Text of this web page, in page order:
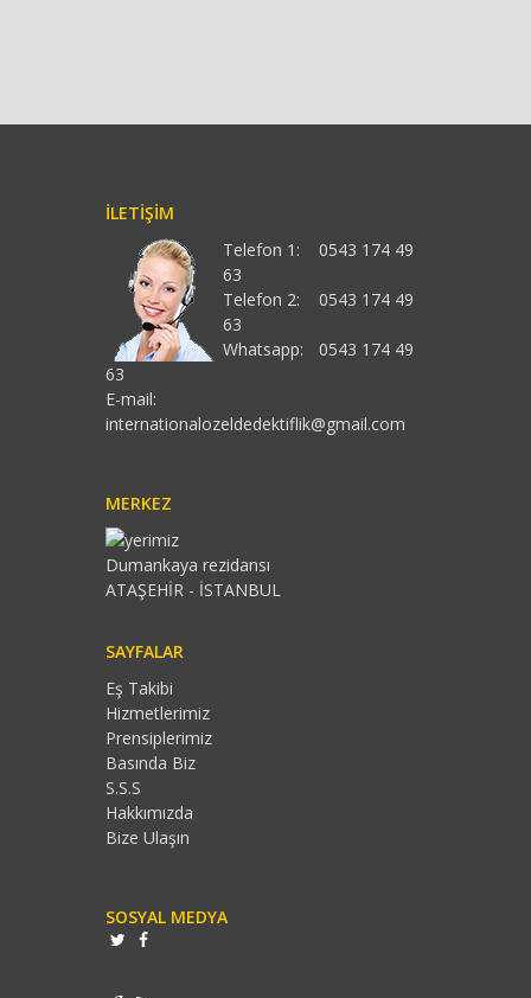
İLETIŞIM
Telefon 1:
0543 174 49
63
Telefon 2:
0543 174 49
63
Whatsapp:
0543 174 49
63
E-mail:
internationalozeldedektiflik@gmail.com
MERKEZ
Dumankaya rezidansı
ATAŞEHİR - İSTANBUL
SAYFALAR
Eş Takibi
Hizmetlerimiz
Prensiplerimiz
Basında Biz
S.S.S
Hakkımızda
Bize Ulaşın
SOSYAL MEDYA